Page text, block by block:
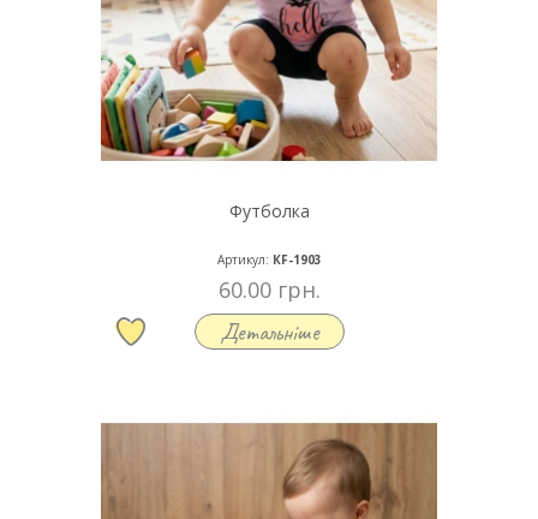
Футболка
Артикул: КF-1903
60.00 грн.
Детальніше